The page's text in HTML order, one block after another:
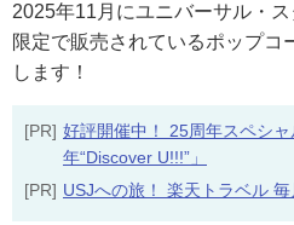
2025年11月にユニバーサル・
限定で販売されているポップコ
します！
[PR] 好評開催中！ 25周年スペシ
年“Discover U!!!”」
[PR] USJへの旅！ 楽天トラベル